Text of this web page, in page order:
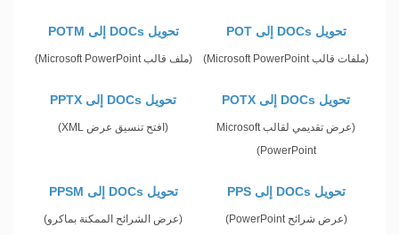
تحويل DOCs إلى POT
(ملفات قالب Microsoft PowerPoint)
تحويل DOCs إلى POTM
(ملف قالب Microsoft PowerPoint)
تحويل DOCs إلى POTX
(عرض تقديمي لقالب Microsoft
PowerPoint)
تحويل DOCs إلى PPTX
(افتح تنسيق عرض XML)
تحويل DOCs إلى PPS
(عرض شرائح PowerPoint)
تحويل DOCs إلى PPSM
(عرض الشرائح الممكنة بماكرو)